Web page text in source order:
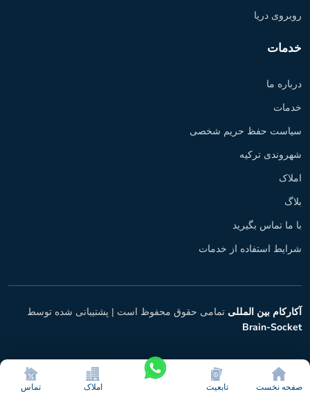
صفحه نخست تابعیت املاک تماس
روبروی دریا
خدمات
درباره ما
خدمات
سیاست حفظ حریم شخصی
شهروندی ترکیه
املاک
بلاگ
با ما تماس بگیرید
شرایط استفاده از خدمات
آکارکام بین المللی تمامی حقوق محفوظ است | پشتیبانی شده توسط
Brain-Socket